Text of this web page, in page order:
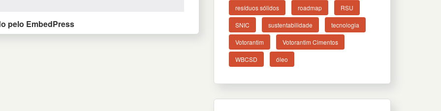
pelo EmbedPress
resíduos sólidos roadmap RSU
SNIC sustentabilidade tecnologia
Votorantim Votorantim Cimentos
WBCSD óleo